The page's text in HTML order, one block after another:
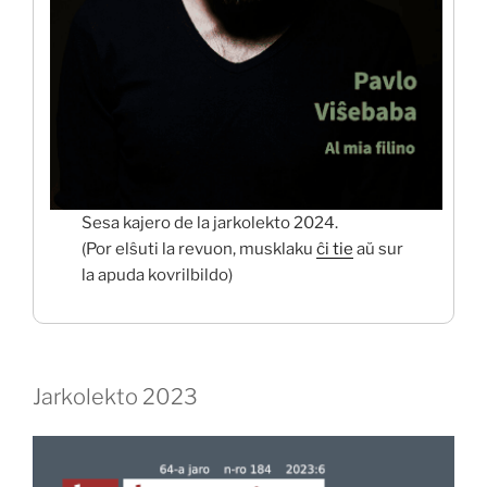
Sesa kajero de la jarkolekto 2024.
(Por elŝuti la revuon, musklaku ĉi tie aŭ sur
la apuda kovrilbildo)
Jarkolekto 2023